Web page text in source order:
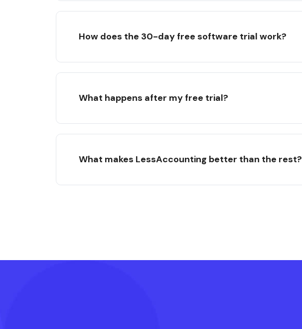
How does the 30-day free software trial work?
What happens after my free trial?
What makes LessAccounting better than the rest?